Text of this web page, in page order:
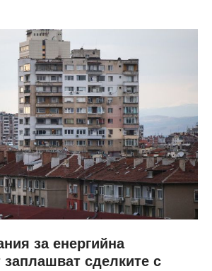
за енергийна
сделките с